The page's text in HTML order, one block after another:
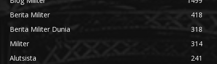
Berita Militer
418
Berita Militer Dunia
318
Militer
314
Alutsista
241